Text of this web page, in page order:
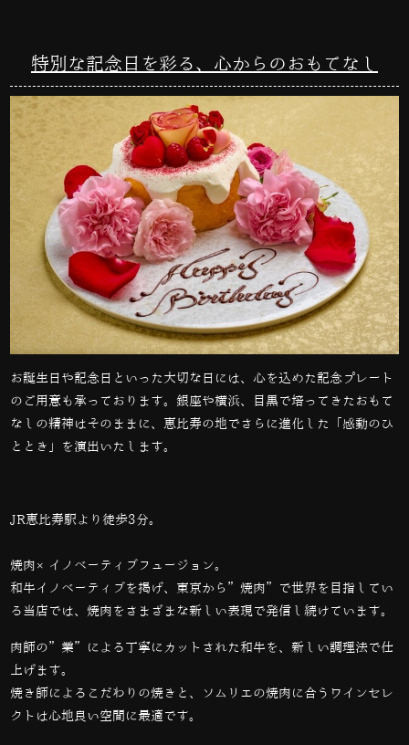
特別な記念日を彩る、心からのおもてなし
お誕生日や記念日といった大切な日には、心を込めた記念プレート
のご用意も承っております。銀座や横浜、目黒で培ってきたおもて
なしの精神はそのままに、恵比寿の地でさらに進化した「感動のひ
ととき」を演出いたします。
JR恵比寿駅より徒歩3分。
焼肉×イノベーティブフュージョン。
和牛イノベーティブを掲げ、東京から”焼肉”で世界を目指してい
る当店では、焼肉をさまざまな新しい表現で発信し続けています。
肉師の”業”による丁寧にカットされた和牛を、新しい調理法で仕
上げます。
焼き師によるこだわりの焼きと、ソムリエの焼肉に合うワインセレ
クトは心地良い空間に最適です。